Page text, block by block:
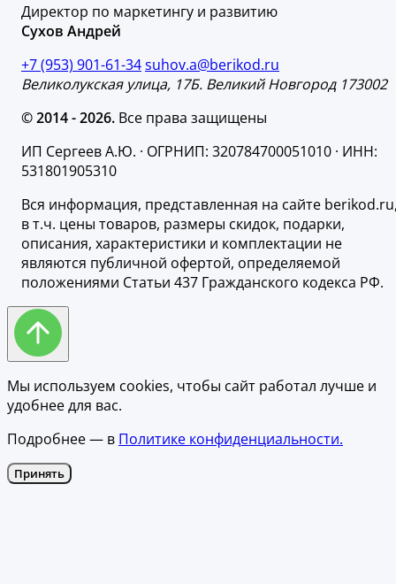
Директор по маркетингу и развитию
Сухов Андрей
+7 (953) 901-61-34suhov.a@berikod.ru
Великолукская улица, 17Б. Великий Новгород 173002
© 2014 - 2026. Все права защищены
ИП Сергеев А.Ю. · ОГРНИП: 320784700051010 · ИНН:
531801905310
Вся информация, представленная на сайте
в т.ч. цены товаров, размеры скидок, подарки,
описания, характеристики и комплектации не
являются публичной офертой, определяемой
положениями Статьи 437 Гражданского кодекса РФ.
Мы используем cookies, чтобы сайт работал лучше и
удобнее для вас.
Подробнее — в Политике конфиденциальности.
Принять